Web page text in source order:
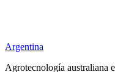
Argentina
Agrotecnología australiana